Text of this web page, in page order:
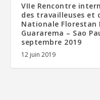
VIIe Rencontre
des travailleuses et
Nationale Florestan
Guararema – Sao
septembre 2019
12 juin 2019